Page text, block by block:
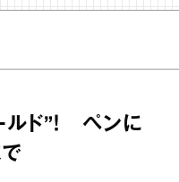
ド”！ ペンに